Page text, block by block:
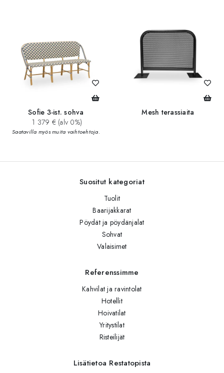
Sofie 3-ist. sohva
1 379 € (alv 0%)
Saatavilla myös muita vaihtoehtoja.
Mesh terassiaita
Suositut kategoriat
Tuolit
Baarijakkarat
Pöydät ja pöydänjalat
Sohvat
Valaisimet
Referenssimme
Kahvilat ja ravintolat
Hotellit
Hoivatilat
Yritystilat
Risteilijät
Lisätietoa Restatopista